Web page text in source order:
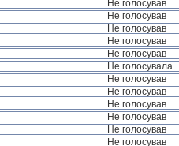
Не голосував
Не голосував
Не голосував
Не голосував
Не голосував
Не голосувала
Не голосував
Не голосував
Не голосував
Не голосував
Не голосував
Не голосував